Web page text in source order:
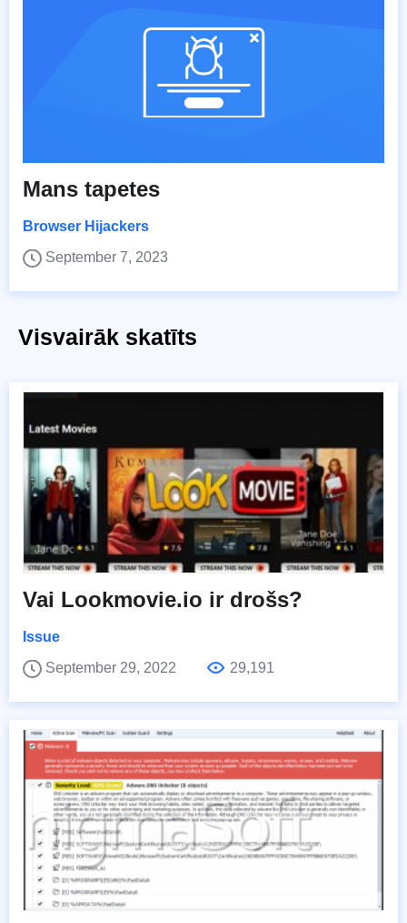
Mans tapetes
Browser Hijackers
September 7, 2023
Visvairāk skatīts
Vai Lookmovie.io ir drošs?
Issue
September 29, 2022
29,191